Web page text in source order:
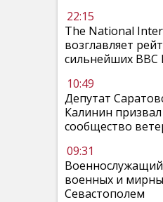
22:15
The National
возглавляет
сильнейших ВВС
10:49
Депутат
Калинин призвал
сообщество
09:31
Военнослужащий
военных и
Севастополем